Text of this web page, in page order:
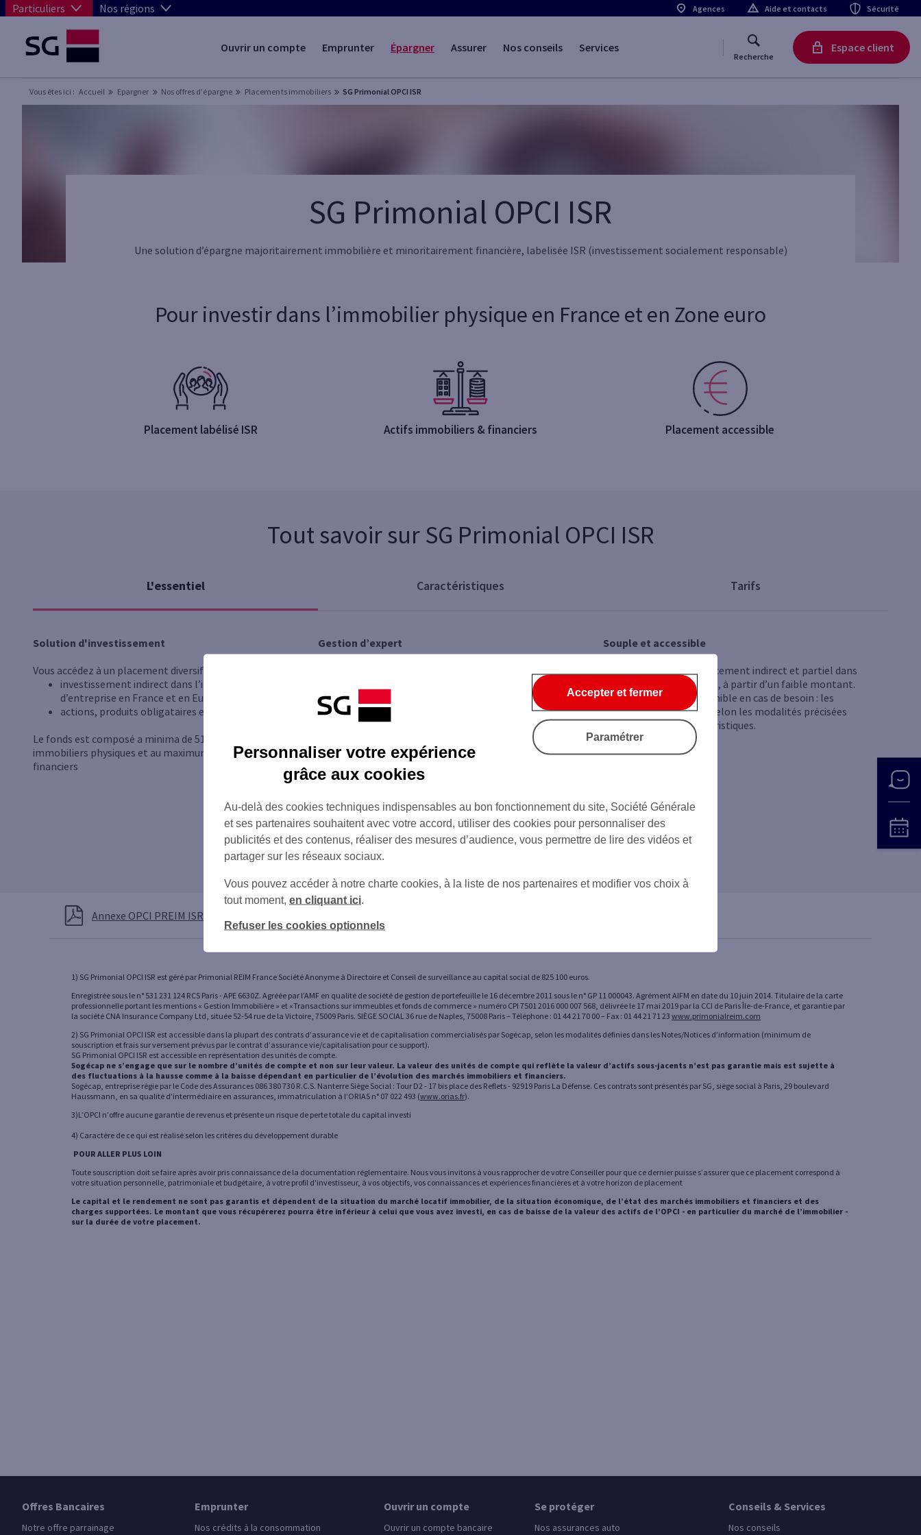
Particuliers Nos régions Agences Aide et contacts Sécurité
Ouvrir un compte Emprunter Épargner Assurer Nos conseils Services
Recherche
Espace client
Vous êtes ici : Accueil Epargner Nos offres d’épargne Placements immobiliers SG Primonial OPCI ISR
SG Primonial OPCI ISR
Une solution d’épargne majoritairement immobilière et minoritairement financière, labelisée ISR (investissement socialement responsable)
Pour investir dans l’immobilier physique en France et en Zone euro
Placement labélisé ISR Actifs immobiliers & financiers Placement accessible
Tout savoir sur SG Primonial OPCI ISR
L'essentiel Caractéristiques Tarifs
Solution d'investissement
Vous accédez à un placement diversifié entre :
investissement indirect dans l’immobilier
d’entreprise en France et en Europe,
actions, produits obligataires et liquidités.
Le fonds est composé a minima de 51 % d’actifs
immobiliers physiques et au maximum de 49 % d’actifs
financiers
Gestion d’expert
La gestion est assurée par des experts d’Amundi
Immobilier moyennant des frais de gestion annuels :
vous évitez ainsi tous les soucis habituels de la gestion
locative des biens immobiliers.
Souple et accessible
Vous avez accès à un placement indirect et partiel dans
l’immobilier d’entreprise, à partir d’un faible montant.
Votre épargne est disponible en cas de besoin : les
rachats sont possibles selon les modalités précisées
dans la rubrique Caractéristiques.
Contacter votre conseiller Prendre rendez-vous
Annexe OPCI PREIM ISR- DICI
1) SG Primonial OPCI ISR est géré par Primonial REIM France Société Anonyme à Directoire et Conseil de surveillance au capital social de 825 100 euros.
Enregistrée sous le n° 531 231 124 RCS Paris - APE 6630Z. Agréée par l’AMF en qualité de société de gestion de portefeuille le 16 décembre 2011 sous le n° GP 11 000043. Agrément AIFM en date du 10 juin 2014. Titulaire de la carte
professionnelle portant les mentions « Gestion Immobilière » et «Transactions sur immeubles et fonds de commerce » numéro CPI 7501 2016 000 007 568, délivrée le 17 mai 2019 par la CCI de Paris Île-de-France, et garantie par
la société CNA Insurance Company Ltd, située 52-54 rue de la Victoire, 75009 Paris. SIÈGE SOCIAL 36 rue de Naples, 75008 Paris – Téléphone : 01 44 21 70 00 – Fax : 01 44 21 71 23 www.primonialreim.com
2) SG Primonial OPCI ISR est accessible dans la plupart des contrats d’assurance vie et de capitalisation commercialisés par Sogécap, selon les modalités définies dans les Notes/Notices d’information (minimum de
souscription et frais sur versement prévus par le contrat d’assurance vie/capitalisation pour ce support).
SG Primonial OPCI ISR est accessible en représentation des unités de compte.
Sogécap ne s’engage que sur le nombre d’unités de compte et non sur leur valeur. La valeur des unités de compte qui reflète la valeur d’actifs sous-jacents n’est pas garantie mais est sujette à
des fluctuations à la hausse comme à la baisse dépendant en particulier de l’évolution des marchés immobiliers et financiers.
Sogécap, entreprise régie par le Code des Assurances 086 380 730 R.C.S. Nanterre Siège Social : Tour D2 - 17 bis place des Reflets - 92919 Paris La Défense. Ces contrats sont présentés par SG, siège social à Paris, 29 boulevard
Haussmann, en sa qualité d’intermédiaire en assurances, immatriculation à l’ORIAS n° 07 022 493 (www.orias.fr).
3)L’OPCI n’offre aucune garantie de revenus et présente un risque de perte totale du capital investi
4) Caractère de ce qui est réalisé selon les critères du développement durable
POUR ALLER PLUS LOIN
Toute souscription doit se faire après avoir pris connaissance de la documentation réglementaire. Nous vous invitons à vous rapprocher de votre Conseiller pour que ce dernier puisse s’assurer que ce placement correspond à
votre situation personnelle, patrimoniale et budgétaire, à votre profil d'investisseur, à vos objectifs, vos connaissances et expériences financières et à votre horizon de placement
Le capital et le rendement ne sont pas garantis et dépendent de la situation du marché locatif immobilier, de la situation économique, de l’état des marchés immobiliers et financiers et des
charges supportées. Le montant que vous récupérerez pourra être inférieur à celui que vous avez investi, en cas de baisse de la valeur des actifs de l’OPCI - en particulier du marché de l’immobilier -
sur la durée de votre placement.
Offres Bancaires
Notre offre parrainage
Emprunter
Nos crédits à la consommation
Ouvrir un compte
Ouvrir un compte bancaire
Se protéger
Nos assurances auto
Conseils & Services
Nos conseils
Personnaliser votre expérience
grâce aux cookies
Au-delà des cookies techniques indispensables au bon fonctionnement du site, Société Générale
et ses partenaires souhaitent avec votre accord, utiliser des cookies pour personnaliser des
publicités et des contenus, réaliser des mesures d’audience, vous permettre de lire des vidéos et
partager sur les réseaux sociaux.
Vous pouvez accéder à notre charte cookies, à la liste de nos partenaires et modifier vos choix à
tout moment, en cliquant ici.
Refuser les cookies optionnels
Accepter et fermer
Paramétrer